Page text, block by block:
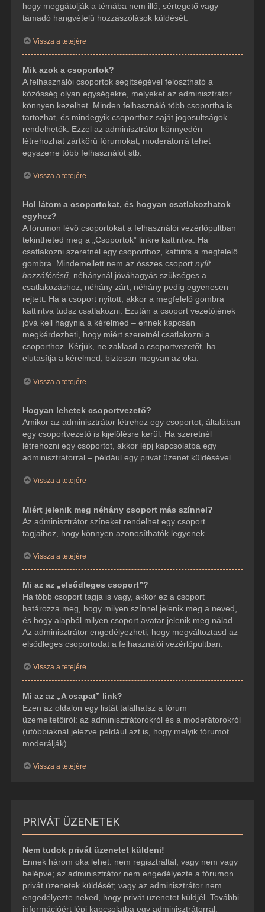
hogy meggátolják a témába nem illő, sértegető vagy
támadó hangvételű hozzászólások küldését.
Vissza a tetejére
Mik azok a csoportok?
A felhasználói csoportok segítségével felosztható a
közösség olyan egységekre, melyeket az adminisztrátor
könnyen kezelhet. Minden felhasználó több csoportba is
tartozhat, és mindegyik csoporthoz saját jogosultságok
rendelhetők. Ezzel az adminisztrátor könnyedén
létrehozhat zártkörű fórumokat, moderátorrá tehet
egyszerre több felhasználót stb.
Vissza a tetejére
Hol látom a csoportokat, és hogyan csatlakozhatok
egyhez?
A fórumon lévő csoportokat a felhasználói vezérlőpultban
tekintheted meg a „Csoportok” linkre kattintva. Ha
csatlakozni szeretnél egy csoporthoz, kattints a megfelelő
gombra. Mindemellett nem az összes csoport nyílt
hozzáférésű, néhánynál jóváhagyás szükséges a
csatlakozáshoz, néhány zárt, néhány pedig egyenesen
rejtett. Ha a csoport nyitott, akkor a megfelelő gombra
kattintva tudsz csatlakozni. Ezután a csoport vezetőjének
jóvá kell hagynia a kérelmed – ennek kapcsán
megkérdezheti, hogy miért szeretnél csatlakozni a
csoporthoz. Kérjük, ne zaklasd a csoportvezetőt, ha
elutasítja a kérelmed, biztosan megvan az oka.
Vissza a tetejére
Hogyan lehetek csoportvezető?
Amikor az adminisztrátor létrehoz egy csoportot, általában
egy csoportvezető is kijelölésre kerül. Ha szeretnél
létrehozni egy csoportot, akkor lépj kapcsolatba egy
adminisztrátorral – például egy privát üzenet küldésével.
Vissza a tetejére
Miért jelenik meg néhány csoport más színnel?
Az adminisztrátor színeket rendelhet egy csoport
tagjaihoz, hogy könnyen azonosíthatók legyenek.
Vissza a tetejére
Mi az az „elsődleges csoport”?
Ha több csoport tagja is vagy, akkor ez a csoport
határozza meg, hogy milyen színnel jelenik meg a neved,
és hogy alapból milyen csoport avatar jelenik meg nálad.
Az adminisztrátor engedélyezheti, hogy megváltoztasd az
elsődleges csoportodat a felhasználói vezérlőpultban.
Vissza a tetejére
Mi az az „A csapat” link?
Ezen az oldalon egy listát találhatsz a fórum
üzemeltetőiről: az adminisztrátorokról és a moderátorokról
(utóbbiaknál jelezve például azt is, hogy melyik fórumot
moderálják).
Vissza a tetejére
PRIVÁT ÜZENETEK
Nem tudok privát üzenetet küldeni!
Ennek három oka lehet: nem regisztráltál, vagy nem vagy
belépve; az adminisztrátor nem engedélyezte a fórumon
privát üzenetek küldését; vagy az adminisztrátor nem
engedélyezte neked, hogy privát üzenetet küldjél. További
információért lépj kapcsolatba egy adminisztrátorral.